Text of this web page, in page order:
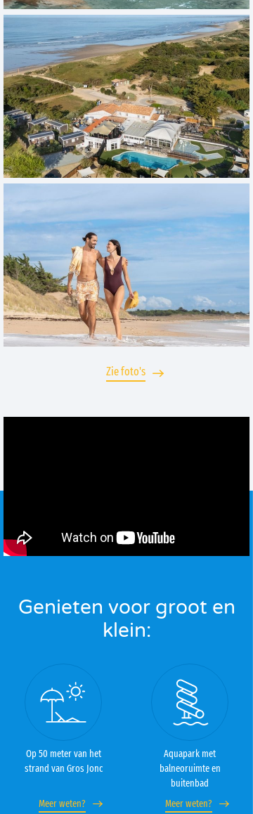
Zie foto's
Genieten voor groot en
klein:
Op 50 meter van het
strand van Gros Jonc
Meer weten?
Aquapark met
balneoruimte en
buitenbad
Meer weten?